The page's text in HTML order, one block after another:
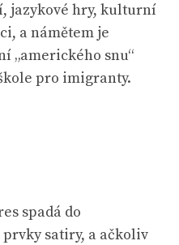
jazykové hry, kulturní
a námětem je
„amerického snu“
pro imigranty.
spadá do
satiry, a ačkoliv